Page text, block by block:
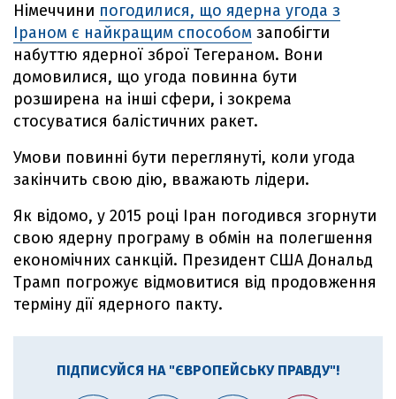
Німеччини погодилися, що ядерна угода з
Іраном є найкращим способом запобігти
набуттю ядерної зброї Тегераном. Вони
домовилися, що угода повинна бути
розширена на інші сфери, і зокрема
стосуватися балістичних ракет.
Умови повинні бути переглянуті, коли угода
закінчить свою дію, вважають лідери.
Як відомо, у 2015 році Іран погодився згорнути
свою ядерну програму в обмін на полегшення
економічних санкцій. Президент США Дональд
Трамп погрожує відмовитися від продовження
терміну дії ядерного пакту.
ПІДПИСУЙСЯ НА "ЄВРОПЕЙСЬКУ ПРАВДУ"!